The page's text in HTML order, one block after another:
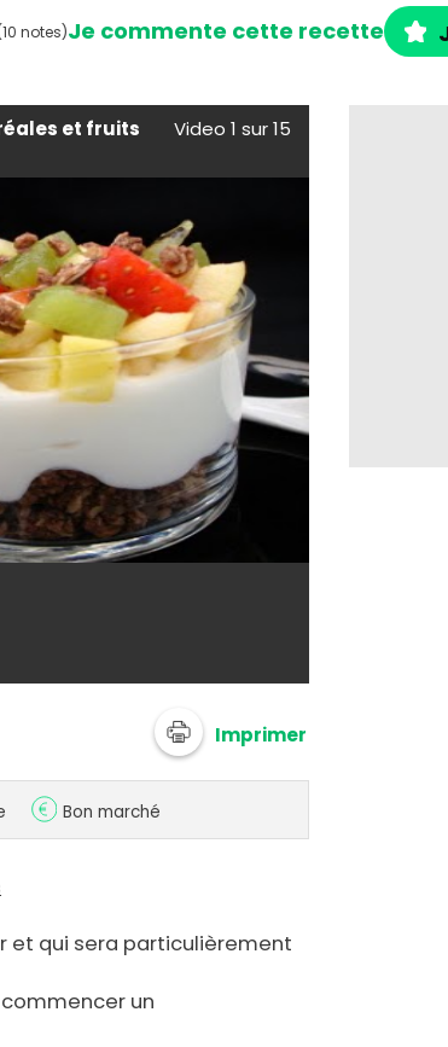
notes)Je commente cette recette
et fruits
Video 1 sur 15
Imprimer
Bon marché
et qui sera particulièrement
un